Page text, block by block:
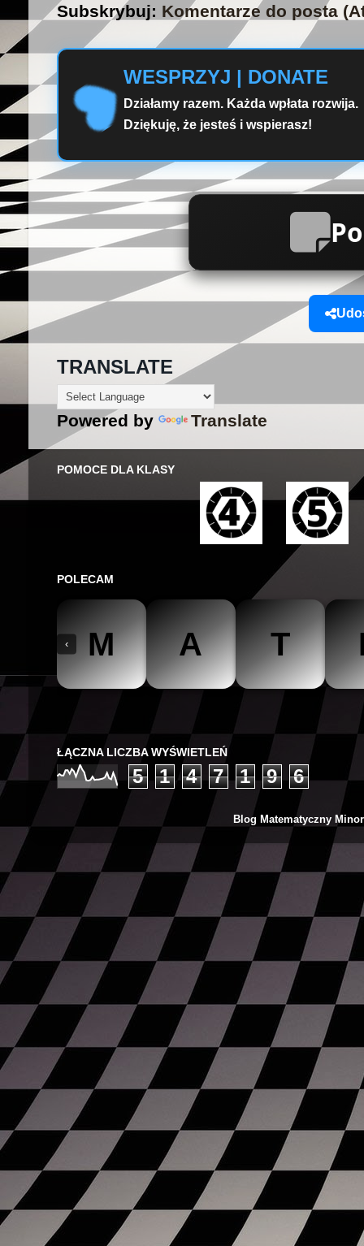
Subskrybuj: Komentarze do posta
WESPRZYJ | DONATE
Działamy razem. Każda wpłata rozwija.
Dziękuję, że jesteś i wspierasz!
TRANSLATE
Powered by Translate
POMOCE DLA KLASY
POLECAM
‹ M A T
ŁĄCZNA LICZBA WYŚWIETLEŃ
5 1 4 7 1 9 6
Blog Matematyczny